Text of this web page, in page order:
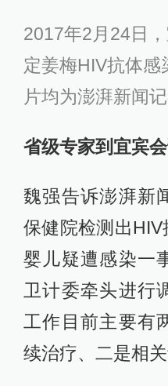
2017年2月24日
定姜梅HIV抗体
片均为澎湃新闻
省级专家到宜宾
魏强告诉澎湃新
保健院检测出
婴儿疑遭感染一
卫计委牵头进行
工作目前主要有
续治疗、二是相